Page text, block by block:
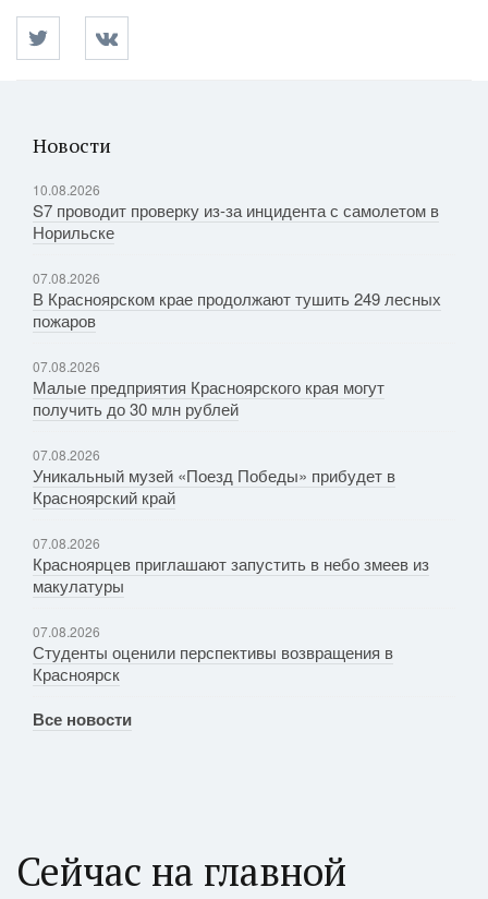
Новости
10.08.2026
S7 проводит проверку из-за инцидента с самолетом в
Норильске
07.08.2026
В Красноярском крае продолжают тушить 249 лесных
пожаров
07.08.2026
Малые предприятия Красноярского края могут
получить до 30 млн рублей
07.08.2026
Уникальный музей «Поезд Победы» прибудет в
Красноярский край
07.08.2026
Красноярцев приглашают запустить в небо змеев из
макулатуры
07.08.2026
Студенты оценили перспективы возвращения в
Красноярск
Все новости
Сейчас на главной